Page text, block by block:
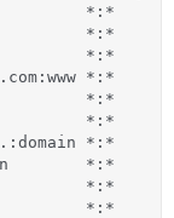
*:*
*:*
*:*
*:*
*:*
*:*
*:*
*:*
*:*
*:*